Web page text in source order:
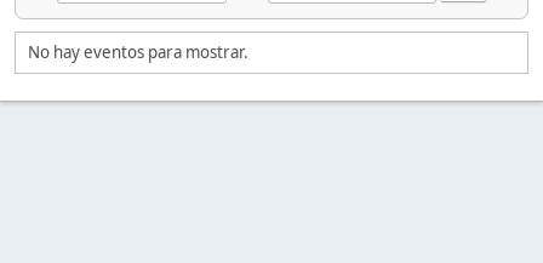
No hay eventos para mostrar.